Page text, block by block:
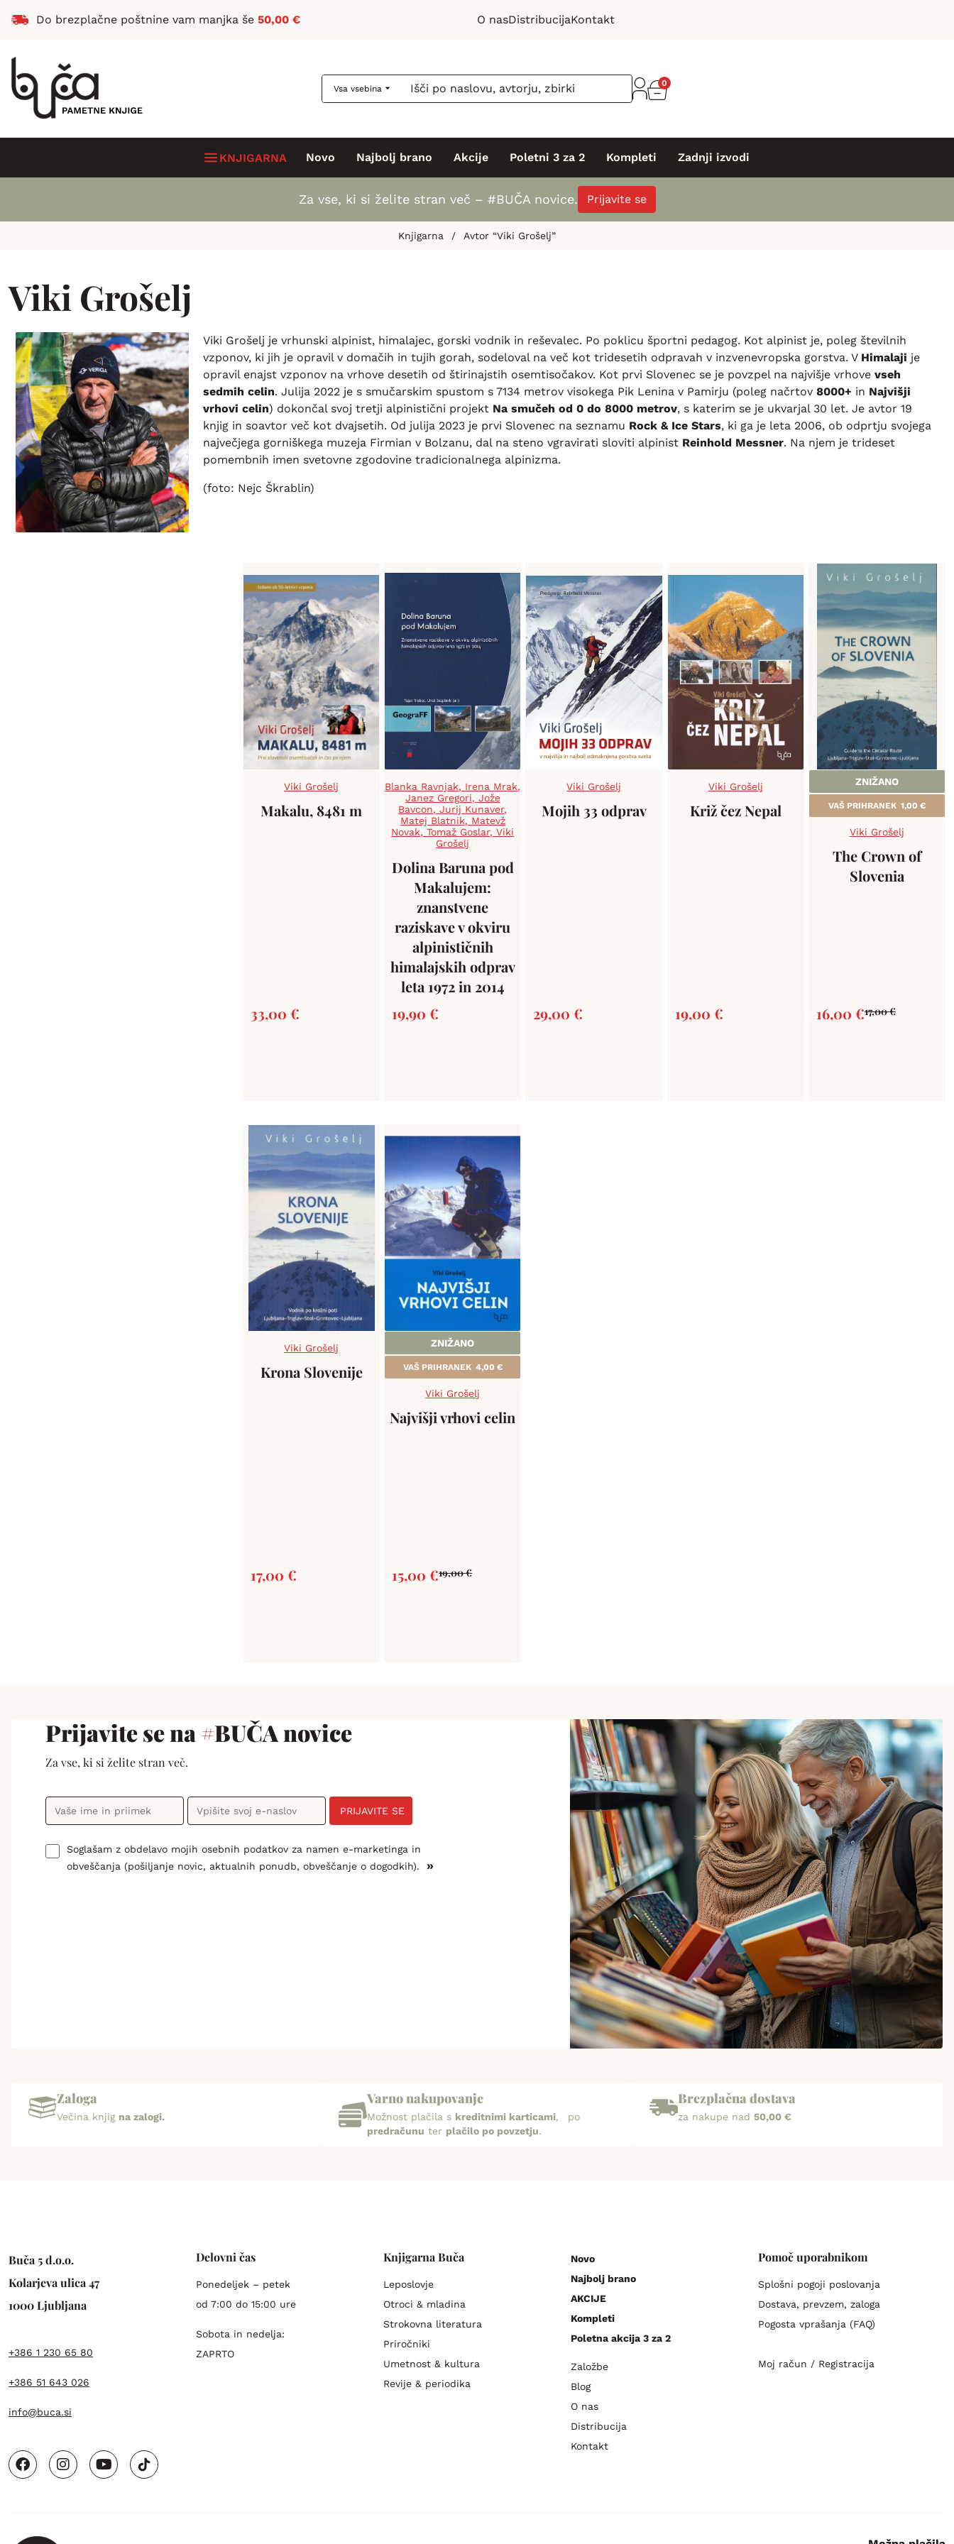
Do brezplačne poštnine vam manjka še 50,00 € O nasDistribucijaKontakt
Vsa vsebina
0
KNJIGARNA Novo Najbolj brano Akcije Poletni 3 za 2 Kompleti Zadnji izvodi
Za vse, ki si želite stran več – #BUČA novice. Prijavite se
Knjigarna / Avtor “Viki Grošelj”
Viki Grošelj
Viki Grošelj je vrhunski alpinist, himalajec, gorski vodnik in reševalec. Po poklicu športni pedagog. Kot alpinist je, poleg številnih
vzponov, ki jih je opravil v domačih in tujih gorah, sodeloval na več kot tridesetih odpravah v inzvenevropska gorstva. V Himalaji je
opravil enajst vzponov na vrhove desetih od štirinajstih osemtisočakov. Kot prvi Slovenec se je povzpel na najvišje vrhove vseh
sedmih celin. Julija 2022 je s smučarskim spustom s 7134 metrov visokega Pik Lenina v Pamirju (poleg načrtov 8000+ in Najvišji
vrhovi celin) dokončal svoj tretji alpinistični projekt Na smučeh od 0 do 8000 metrov, s katerim se je ukvarjal 30 let. Je avtor 19
knjig in soavtor več kot dvajsetih. Od julija 2023 je prvi Slovenec na seznamu Rock & Ice Stars, ki ga je leta 2006, ob odprtju svojega
največjega gorniškega muzeja Firmian v Bolzanu, dal na steno vgravirati sloviti alpinist Reinhold Messner. Na njem je trideset
pomembnih imen svetovne zgodovine tradicionalnega alpinizma.
(foto: Nejc Škrablin)
Viki Grošelj
Makalu, 8481 m
33,00 €
Blanka Ravnjak, Irena Mrak,
Janez Gregori, Jože
Bavcon,Jurij Kunaver,
Matej Blatnik, Matevž
Novak,Tomaž Goslar,Viki
Grošelj
Dolina Baruna pod
Makalujem:
znanstvene
raziskave v okviru
alpinističnih
himalajskih odprav
leta 1972 in 2014
19,90€
Viki Grošelj
Mojih 33 odprav
29,00€
Viki Grošelj
Križ čez Nepal
19,00 €
ZNIŽANO
VAŠ PRIHRANEK 1,00 €
Viki Grošelj
The Crown of
Slovenia
17,00€
16,00 €
Viki Grošelj
Krona Slovenije
17,00 €
ZNIŽANO
VAŠ PRIHRANEK 4,00 €
Viki Grošelj
Najvišji vrhovi celin
19,00€
15,00€
Prijavite se na#BUČA novice
Za vse, ki si želite stran več.
Soglašam z obdelavo mojih osebnih podatkov za namen e-marketinga in
obveščanja (pošiljanje novic, aktualnih ponudb, obveščanje o dogodkih).
»
PRIJAVITE SE
Zaloga
Večina knjig na zalogi.
Varno nakupovanje
Možnost plačila s kreditnimi karticami, po
predračunu ter plačilo po povzetju.
Brezplačna dostava
za nakupe nad 50,00 €
Buča 5 d.o.o.
Kolarjeva ulica 47
1000 Ljubljana
+386 1 230 65 80
+386 51 643 026
info@buca.si
Delovni čas
Ponedeljek – petek
od 7:00 do 15:00 ure
Sobota in nedelja:
ZAPRTO
Knjigarna Buča
Leposlovje
Otroci & mladina
Strokovna literatura
Priročniki
Umetnost & kultura
Revije & periodika
Novo
Najbolj brano
AKCIJE
Kompleti
Poletna akcija 3 za 2
Založbe
Blog
O nas
Distribucija
Kontakt
Pomoč uporabnikom
Splošni pogoji poslovanja
Dostava, prevzem, zaloga
Pogosta vprašanja (FAQ)
Moj račun / Registracija